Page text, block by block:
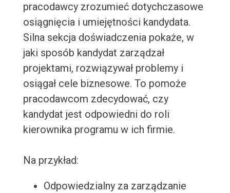
pracodawcy zrozumieć dotychczasowe
osiągnięcia i umiejętności kandydata.
Silna sekcja doświadczenia pokaże, w
jaki sposób kandydat zarządzał
projektami, rozwiązywał problemy i
osiągał cele biznesowe. To pomoże
pracodawcom zdecydować, czy
kandydat jest odpowiedni do roli
kierownika programu w ich firmie.
Na przykład:
Odpowiedzialny za zarządzanie